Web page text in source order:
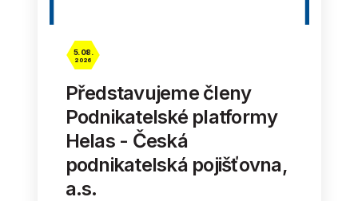
5. 08.
2026
Představujeme členy
Podnikatelské platformy
Helas - Česká
podnikatelská pojišťovna,
a.s.